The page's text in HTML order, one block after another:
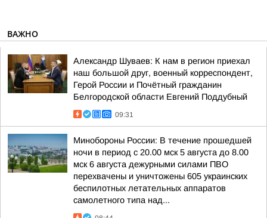
ВАЖНО
Александр Шуваев: К нам в регион приехал
наш большой друг, военный корреспондент,
Герой России и Почётный гражданин
Белгородской области Евгений Поддубный
09:31
Минобороны России: В течение прошедшей
ночи в период с 20.00 мск 5 августа до 8.00
мск 6 августа дежурными силами ПВО
перехвачены и уничтожены 605 украинских
беспилотных летательных аппаратов
самолетного типа над...